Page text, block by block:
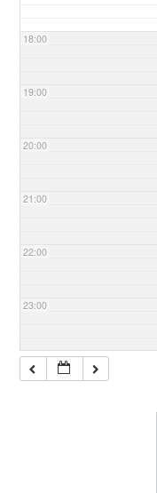
18:00
19:00
20:00
21:00
22:00
23:00